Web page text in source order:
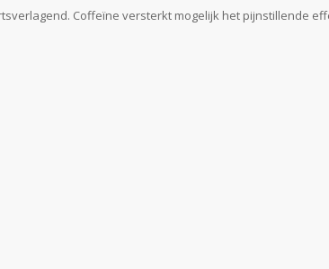
Coffeïne versterkt mogelijk het pijnstillende